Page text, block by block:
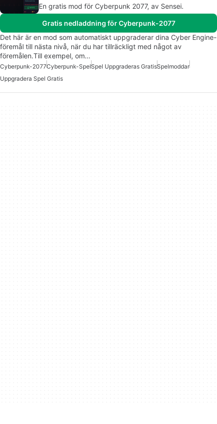
En gratis mod för Cyberpunk 2077, av Sensei.
Gratis nedladdning för Cyberpunk-2077
Det här är en mod som automatiskt uppgraderar dina Cyber Engine-
föremål till nästa nivå, när du har tillräckligt med något av
föremålen.Till exempel, om…
Cyberpunk-2077Cyberpunk-SpelSpel Uppgraderas GratisSpelmoddar
Uppgradera Spel Gratis